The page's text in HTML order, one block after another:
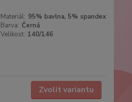
Materiál: 95% bavlna, 5% spandex
Barva: Černá
Velikost: 140/146
Zvolit variantu